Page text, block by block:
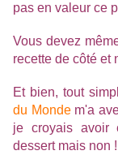
pas en valeur ce
Vous devez
recette de côté et
Et bien, tout
du Mondem'a
je croyais avoir
dessert mais non